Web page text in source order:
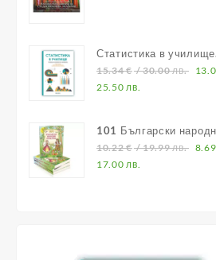
Статистика в
помощ на учителите
математика
15.34€/ 30.00 лв.
25.50 лв.
101 Български
приказки
10.22€/ 19.99 лв.
17.00 лв.